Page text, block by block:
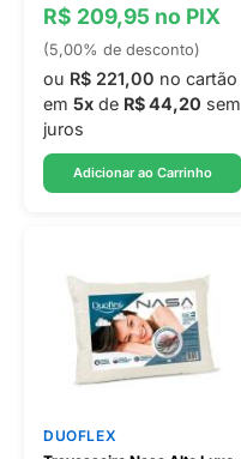
R$ 209,95 no PIX
(5,00% de desconto)
ou R$ 221,00 no cartão
em 5x de R$ 44,20 sem
juros
Adicionar ao Carrinho
DUOFLEX